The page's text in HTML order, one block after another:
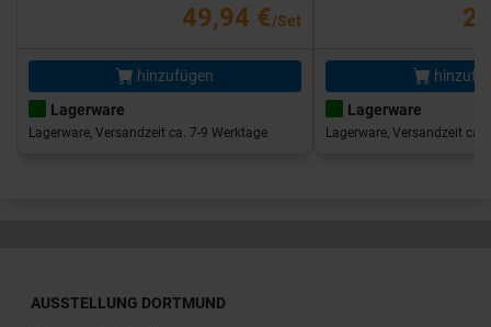
49,94 €/Set
hinzufügen
Lagerware
Lagerware, Versandzeit ca. 7-9 Werktage
Lagerware
Lagerware, Versandzeit ca.
AUSSTELLUNG DORTMUND